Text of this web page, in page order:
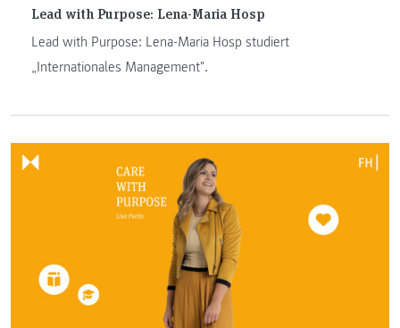
Lead with Purpose: Lena-Maria Hosp
Lead with Purpose: Lena-Maria Hosp studiert
„Internationales Management".